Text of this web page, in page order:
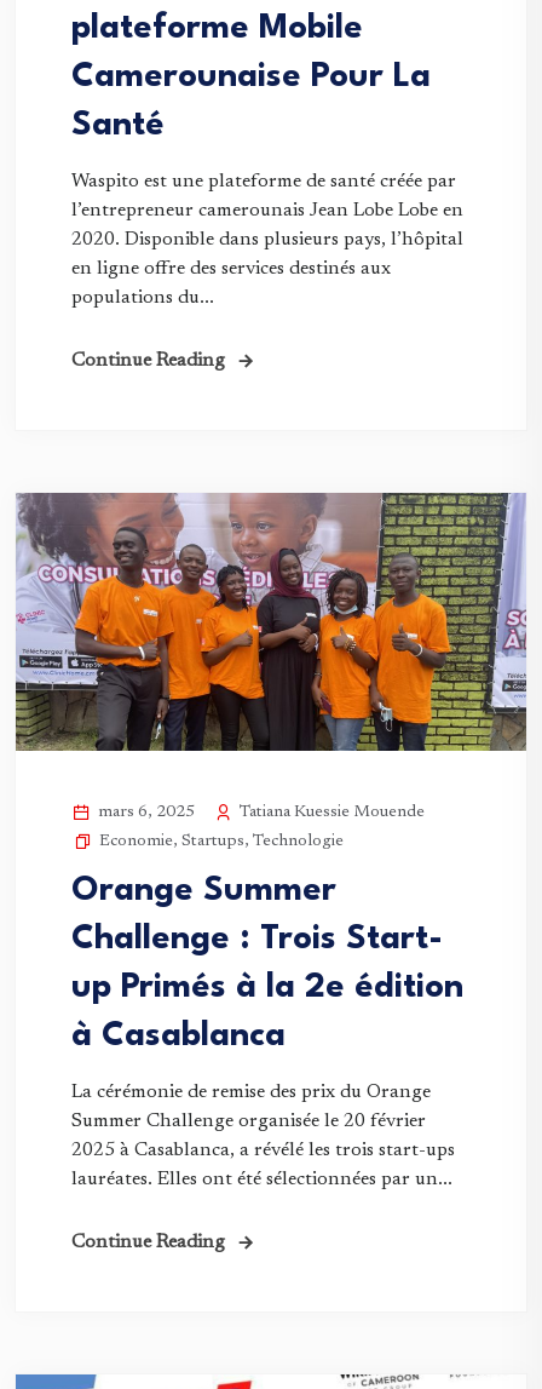
plateforme Mobile
Camerounaise Pour La
Santé
Waspito est une plateforme de santé créée par
l’entrepreneur camerounais Jean Lobe Lobe en
2020. Disponible dans plusieurs pays, l’hôpital
en ligne offre des services destinés aux
populations du...
Continue Reading
mars 6, 2025
Tatiana Kuessie Mouende
Economie, Startups, Technologie
Orange Summer
Challenge : Trois Start-
up Primés à la 2e édition
à Casablanca
La cérémonie de remise des prix du Orange
Summer Challenge organisée le 20 février
2025 à Casablanca, a révélé les trois start-ups
lauréates. Elles ont été sélectionnées par un...
Continue Reading